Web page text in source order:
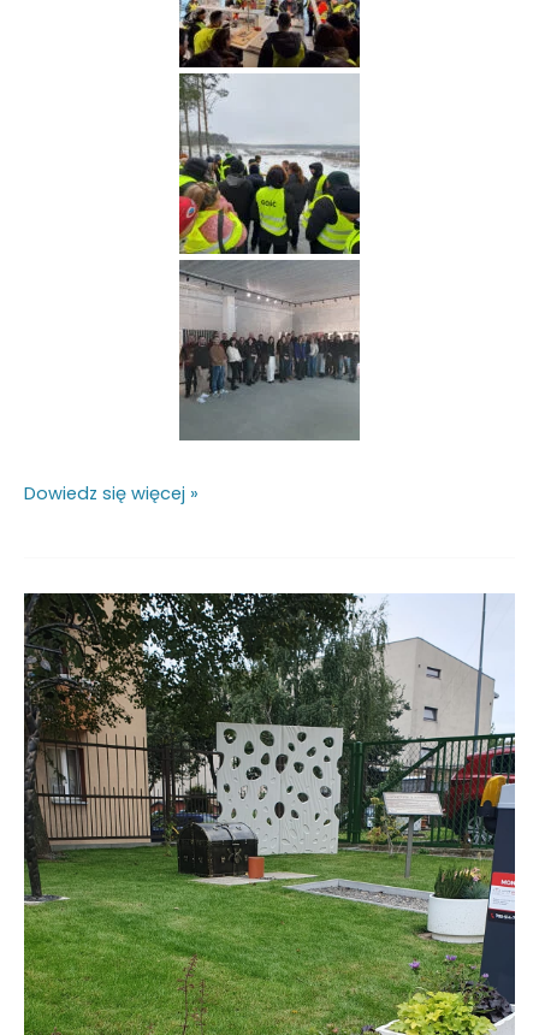
Dowiedz się więcej »
Crusil
wśród
Przyjaciół
Szkoły!